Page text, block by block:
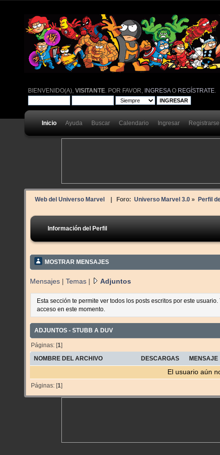
BIENVENIDO(A),VISITANTE . POR FAVOR, INGRESAO REGÍSTRATE
Inicio Ayuda Buscar Calendario Ingresar Registrarse
Web del Universo Marvel | Foro: Universo Marvel 3.0» Perfil
Información del Perfil
MOSTRAR MENSAJES
Mensajes | Temas | Adjuntos
Esta sección te permite ver todos los posts escritos por este
acceso en este momento.
ADJUNTOS - STUBB A DUV
Páginas: [1]
NOMBRE DEL ARCHIVO DESCARGAS MENSAJE
El usuario aún
Páginas: [1]